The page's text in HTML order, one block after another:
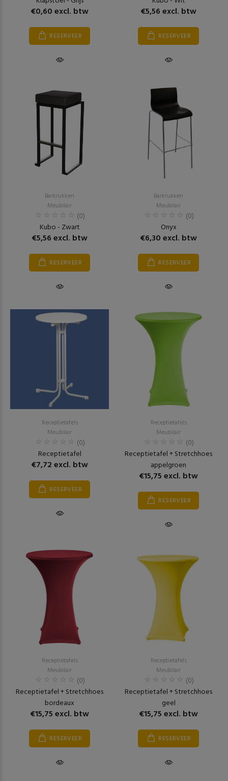
€0,60 excl. btw
RESERVEER
€5,56 excl. btw
RESERVEER
Barkrukken
Meubilair
(0)
Kubo - Zwart
€5,56 excl. btw
RESERVEER
Barkrukken
Meubilair
(0)
Onyx
€6,30 excl. btw
RESERVEER
Receptietafels
Meubilair
(0)
Receptietafel
€7,72 excl. btw
RESERVEER
Receptietafels
Meubilair
(0)
Receptietafel + Stretchhoes
appelgroen
€15,75 excl. btw
RESERVEER
Receptietafels
Meubilair
(0)
Receptietafel + Stretchhoes
bordeaux
€15,75 excl. btw
RESERVEER
Receptietafels
Meubilair
(0)
Receptietafel + Stretchhoes
geel
€15,75 excl. btw
RESERVEER